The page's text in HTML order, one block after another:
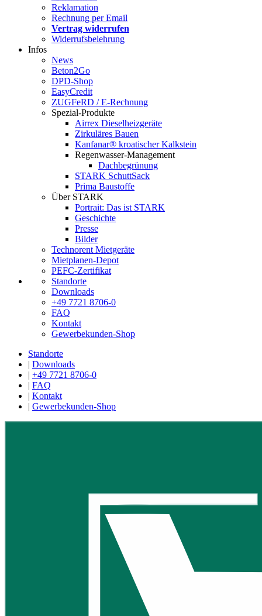
Reklamation
Rechnung per Email
Vertrag widerrufen
Widerrufsbelehrung
Infos
News
Beton2Go
DPD-Shop
EasyCredit
ZUGFeRD / E-Rechnung
Spezial-Produkte
Airrex Dieselheizgeräte
Zirkuläres Bauen
Kanfanar® kroatischer Kalkstein
Regenwasser-Management
Dachbegrünung
STARK SchuttSack
Prima Baustoffe
Über STARK
Portrait: Das ist STARK
Geschichte
Presse
Bilder
Technorent Mietgeräte
Mietplanen-Depot
PEFC-Zertifikat
Standorte
Downloads
+49 7721 8706-0
FAQ
Kontakt
Gewerbekunden-Shop
Standorte
| Downloads
| +49 7721 8706-0
| FAQ
| Kontakt
| Gewerbekunden-Shop